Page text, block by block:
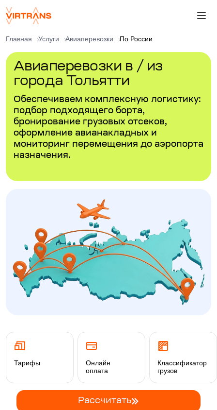
Главная Услуги Авиаперевозки По России
Авиаперевозки в / из
города Тольятти
Обеспечиваем комплексную логистику:
подбор подходящего борта,
бронирование грузовых отсеков,
оформление авианакладных и
мониторинг перемещения до аэропорта
назначения.
Тарифы
Онлайн
оплата
Классификатор
грузов
Рассчитать